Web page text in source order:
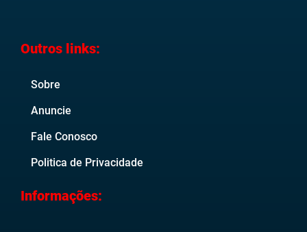
Outros links:
Sobre
Anuncie
Fale Conosco
Politica de Privacidade
Informações: